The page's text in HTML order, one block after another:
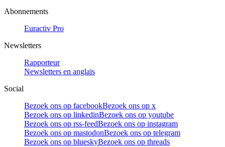
Abonnements
Euractiv Pro
Newsletters
Rapporteur
Newsletters en anglais
Social
Bezoek ons op facebookBezoek ons op x
Bezoek ons op linkedinBezoek ons op youtube
Bezoek ons op rss-feedBezoek ons op instagram
Bezoek ons op mastodonBezoek ons op telegram
Bezoek ons op blueskyBezoek ons op threads